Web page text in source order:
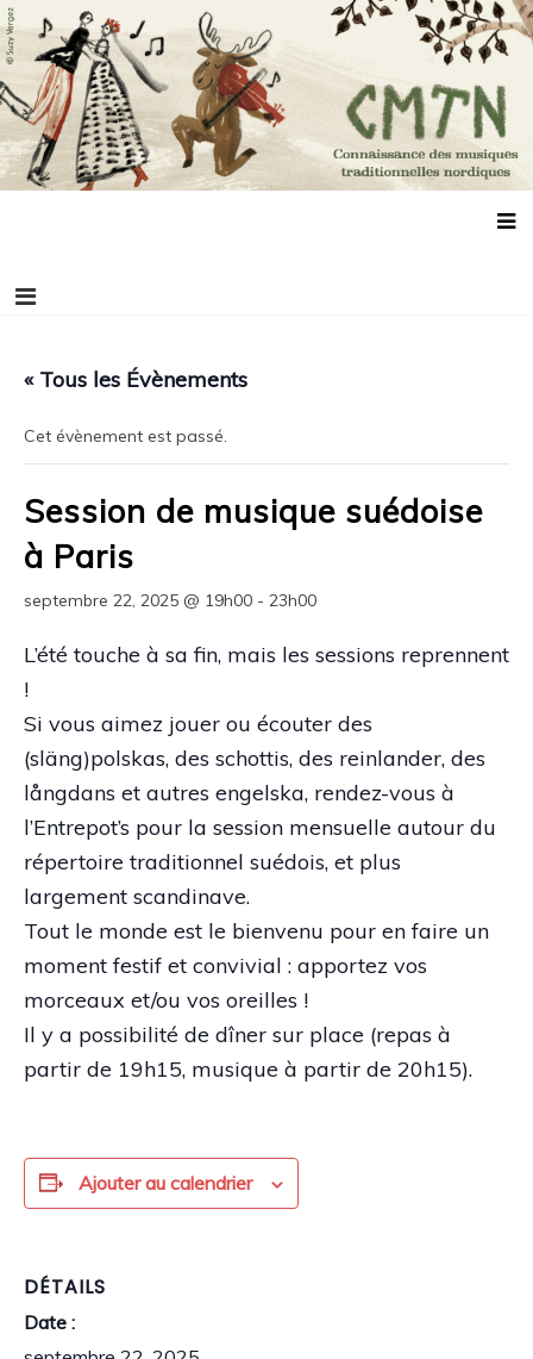
Aller
au
contenu
Connaissance des musiques traditionnelles
nordiques
Association de promotion des musiques, des danses et de la culture
scandinaves
« Tous les Évènements
Cet évènement est passé.
Session de musique suédoise
à Paris
septembre 22, 2025 @ 19h00 - 23h00
L’été touche à sa fin, mais les sessions reprennent
!
Si vous aimez jouer ou écouter des
(släng)polskas, des schottis, des reinlander, des
långdans et autres engelska, rendez-vous à
l’Entrepot’s pour la session mensuelle autour du
répertoire traditionnel suédois, et plus
largement scandinave.
Tout le monde est le bienvenu pour en faire un
moment festif et convivial : apportez vos
morceaux et/ou vos oreilles !
Il y a possibilité de dîner sur place (repas à
partir de 19h15, musique à partir de 20h15).
Ajouter au calendrier
DÉTAILS
Date :